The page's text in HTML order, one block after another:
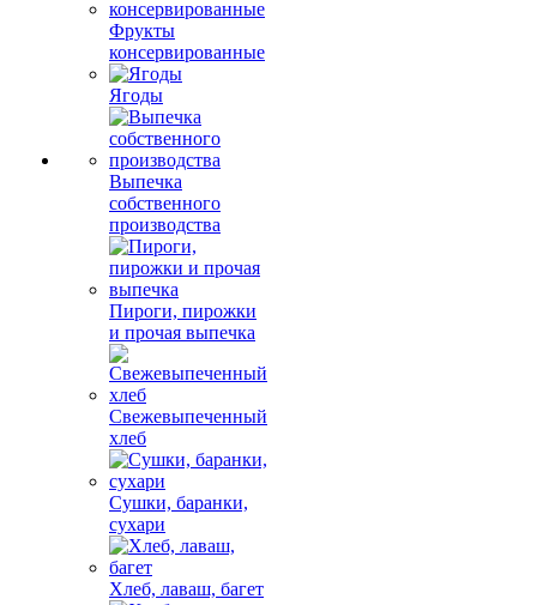
Фрукты
консервированные
Ягоды
Выпечка
собственного
производства
Пироги, пирожки
и прочая выпечка
Свежевыпеченный
хлеб
Сушки, баранки,
сухари
Хлеб, лаваш, багет